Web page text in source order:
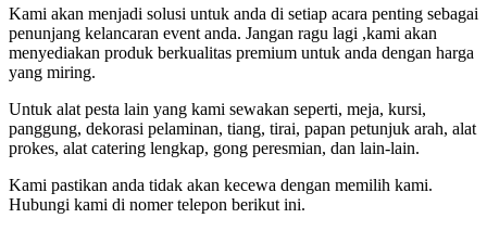
Kami akan menjadi solusi untuk anda di setiap acara penting sebagai
penunjang kelancaran event anda. Jangan ragu lagi ,kami akan
menyediakan produk berkualitas premium untuk anda dengan harga
yang miring.
Untuk alat pesta lain yang kami sewakan seperti, meja, kursi,
panggung, dekorasi pelaminan, tiang, tirai, papan petunjuk arah, alat
prokes, alat catering lengkap, gong peresmian, dan lain-lain.
Kami pastikan anda tidak akan kecewa dengan memilih kami.
Hubungi kami di nomer telepon berikut ini.